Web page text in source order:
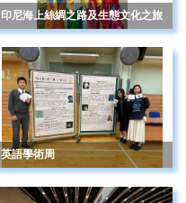
印尼海上絲綢之路及生態文化之旅
英語學術周